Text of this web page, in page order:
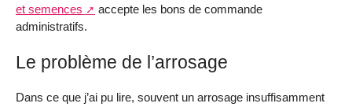
et semences
accepte les bons de commande
administratifs.
Le problème de l’arrosage
Dans ce que j’ai pu lire, souvent un arrosage insuffisamment